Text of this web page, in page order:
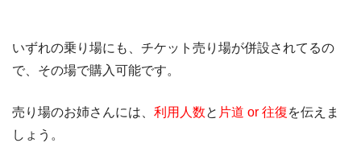
いずれの乗り場にも、チケット売り場が併設されてるの
で、その場で購入可能です。
売り場のお姉さんには、 利用人数と 片道 or 往復を伝えま
しょう。